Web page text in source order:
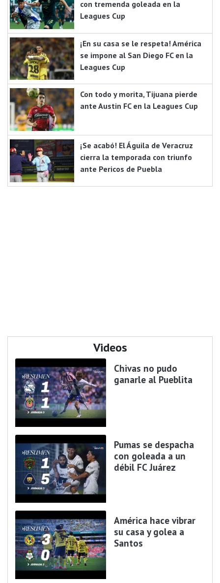
con tremenda goleada en la
Leagues Cup
¡En su casa se le respeta! América
se impone al San Diego FC en la
Leagues Cup
Con todo y morita, Tijuana pierde
ante Austin FC en la Leagues Cup
¡Se acabó! El Águila de Veracruz
cierra la temporada con triunfo
ante Pericos de Puebla
Videos
Chivas no pudo
ganarle al Pueblita
Pumas se despacha
con goleada a un
débil FC Juárez
América hace vibrar
su casa y golea a
Santos